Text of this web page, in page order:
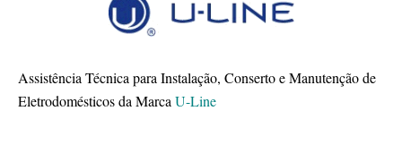
Assistência Técnica para Instalação, Conserto e Manutenção de
Eletrodomésticos da Marca U-Line